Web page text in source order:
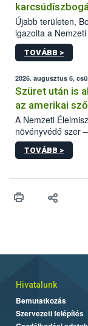
Újabb területen,
igazolta a
kőrisrontó
kártevőt nem csak
az intenzív
hatósággal is
TOVÁBB >
2026. augusztus 6,
Szüret után is
az amerikai
A Nemzeti
növényvédő szer
engedélyokiratát
egészen a
érésű szőlőkben
felhasználók
TOVÁBB >
Hivatalunk
Bemutatkozás
Szervezeti felépítés